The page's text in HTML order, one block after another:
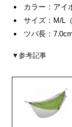
カラー：アイ
サイズ：M/L
ツバ長：
▼参考記事